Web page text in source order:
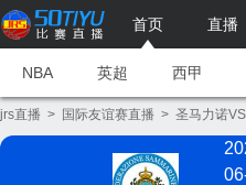
首页 直播
NBA 英超 西甲
jrs直播 > 国际友谊赛直播 > 圣马力诺